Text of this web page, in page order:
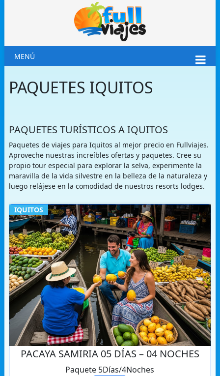
MENÚ
PAQUETES IQUITOS
PAQUETES TURÍSTICOS A IQUITOS
Paquetes de viajes para Iquitos al mejor precio en Fullviajes.
Aproveche nuestras increíbles ofertas y paquetes. Cree su
propio tour especial para explorar la selva, experimente la
maravilla de la vida silvestre en la belleza de la naturaleza y
luego relájese en la comodidad de nuestros resorts lodges.
IQUITOS
PACAYA SAMIRIA 05 DÍAS – 04 NOCHES
Paquete 5Días/4Noches